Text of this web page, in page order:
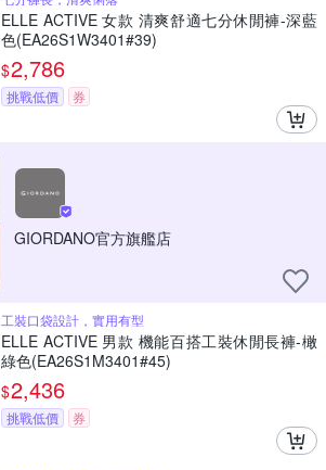
ELLE ACTIVE 女款 清爽舒適七分休閒褲-深藍
色(EA26S1W3401#39)
$2,786
挑戰低價 券
GIORDANO官方旗艦店
工裝口袋設計，實用有型
ELLE ACTIVE 男款 機能百搭工裝休閒長褲-橄
綠色(EA26S1M3401#45)
$2,436
挑戰低價 券